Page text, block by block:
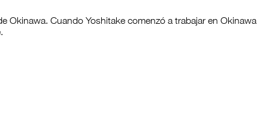
Cuando Yoshitake comenzó a trabajar en